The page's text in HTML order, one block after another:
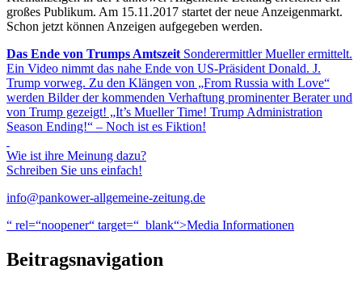
großes Publikum. Am 15.11.2017 startet der neue Anzeigenmarkt.
Schon jetzt können Anzeigen aufgegeben werden.
Das Ende von Trumps Amtszeit Sonderermittler Mueller ermittelt.
Ein Video nimmt das nahe Ende von US-Präsident Donald. J.
Trump vorweg. Zu den Klängen von „From Russia with Love“
werden Bilder der kommenden Verhaftung prominenter Berater und
von Trump gezeigt! „It’s Mueller Time! Trump Administration
Season Ending!“ – Noch ist es Fiktion!
Wie ist ihre Meinung dazu?
Schreiben Sie uns einfach!
info@pankower-allgemeine-zeitung.de
“ rel=“noopener“ target=“_blank“>Media Informationen
Beitragsnavigation